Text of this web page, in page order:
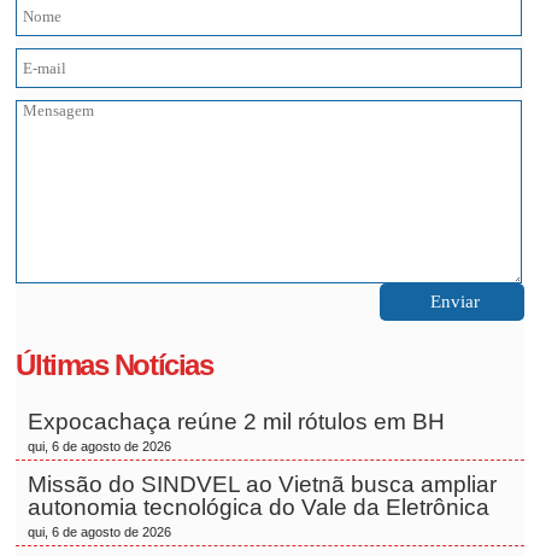
Últimas Notícias
Expocachaça reúne 2 mil rótulos em BH
qui, 6 de agosto de 2026
Missão do SINDVEL ao Vietnã busca ampliar
autonomia tecnológica do Vale da Eletrônica
qui, 6 de agosto de 2026